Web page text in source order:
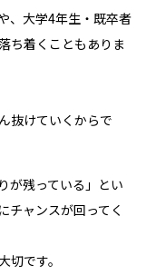
、大学4年生・既卒者
ち着くこともありま
抜けていくからで
が残っている」とい
チャンスが回ってく
です。